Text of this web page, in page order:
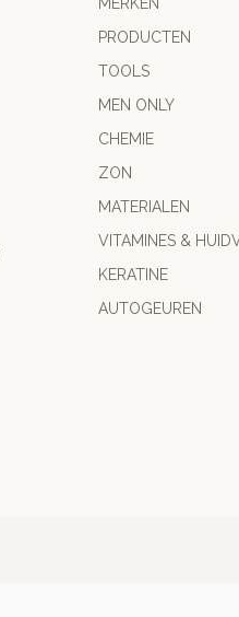
PRODUCTEN
TOOLS
MEN ONLY
CHEMIE
ZON
MATERIALEN
VITAMINES &
KERATINE
AUTOGEUREN